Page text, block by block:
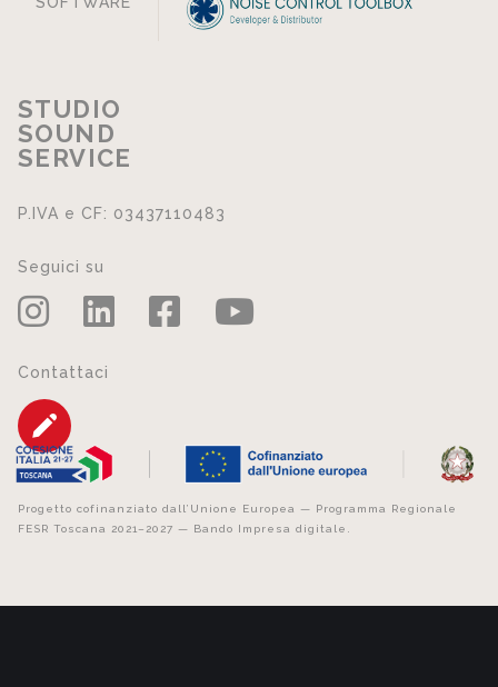
STUDIO
SOUND
SERVICE
P.IVA e CF: 03437110483
Seguici su
Contattaci
Progetto cofinanziato dall’Unione Europea — Programma Regionale
FESR Toscana 2021–2027 — Bando Impresa digitale.